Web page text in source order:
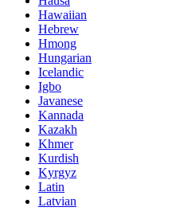
Hawaiian
Hebrew
Hmong
Hungarian
Icelandic
Igbo
Javanese
Kannada
Kazakh
Khmer
Kurdish
Kyrgyz
Latin
Latvian